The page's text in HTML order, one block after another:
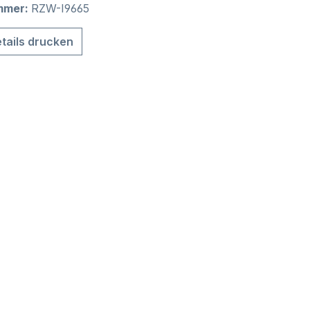
RZW-I9665
drucken